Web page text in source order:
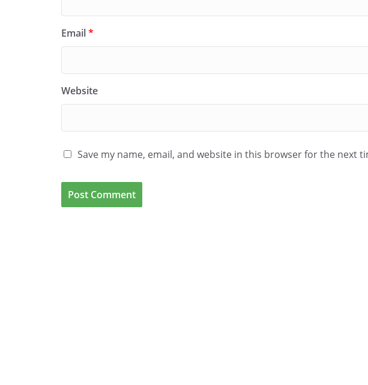
Email*
Website
Save my name, email, and website in this browser for the next